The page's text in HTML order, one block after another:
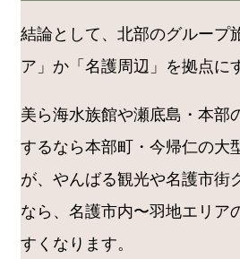
結論として、北部のグループ
ア」か「名護周辺」を拠点に
美ら海水族館や瀬底島・本部
するなら本部町・今帰仁の大
が、やんばる観光や名護市街
なら、名護市内〜羽地エリア
すくなります。